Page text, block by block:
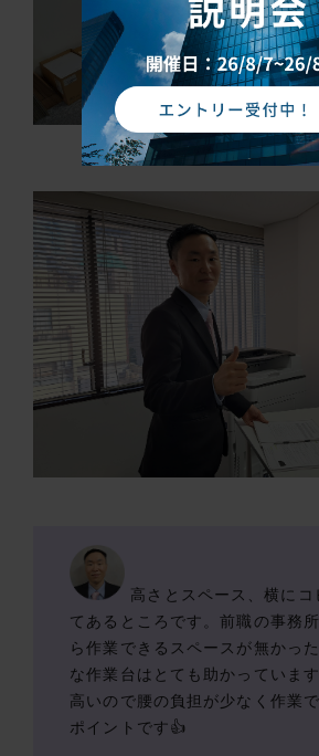
高さとスペース、横にコ
てあるところです。前職の事務
ら作業できるスペースが無かっ
な作業台はとても助かっていま
高いので腰の負担が少なく作業
ポイントです👍